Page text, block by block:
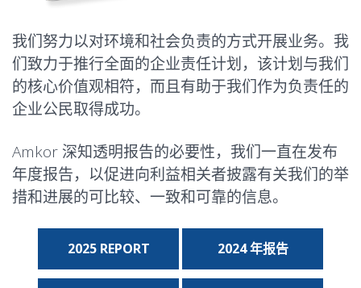
我们努力以对环境和社会负责的方式开展业务。我
们致力于推行全面的企业责任计划，该计划与我们
的核心价值观相符，而且有助于我们作为负责任的
企业公民取得成功。
Amkor 深知透明报告的必要性，我们一直在发布
年度报告，以促进向利益相关者披露有关我们的举
措和进展的可比较、一致和可靠的信息。
2025 REPORT 2024 年报告